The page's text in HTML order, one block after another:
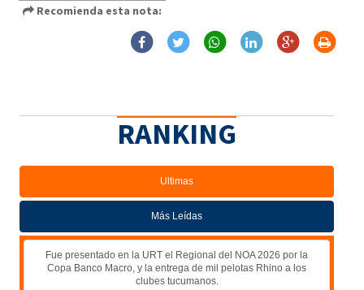
Recomienda esta nota:
RANKING
Ultimas
Más Leídas
Fue presentado en la URT el Regional del NOA 2026 por la
Copa Banco Macro, y la entrega de mil pelotas Rhino a los
clubes tucumanos.